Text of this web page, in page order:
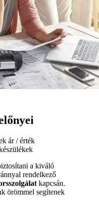
ár / érték
a kiváló
rendelkező
kapcsán.
örömmel segítenek